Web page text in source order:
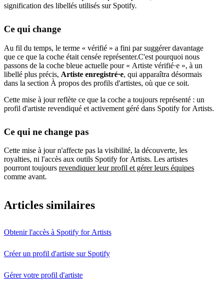
signification des libellés utilisés sur Spotify.
Ce qui change
Au fil du temps, le terme « vérifié » a fini par suggérer davantage
que ce que la coche était censée représenter.C'est pourquoi nous
passons de la coche bleue actuelle pour « Artiste vérifié·e », à un
libellé plus précis, Artiste enregistré·e, qui apparaîtra désormais
dans la section À propos des profils d'artistes, où que ce soit.
Cette mise à jour reflète ce que la coche a toujours représenté : un
profil d'artiste revendiqué et activement géré dans Spotify for Artists.
Ce qui ne change pas
Cette mise à jour n'affecte pas la visibilité, la découverte, les
royalties, ni l'accès aux outils Spotify for Artists. Les artistes
pourront toujours revendiquer leur profil et gérer leurs équipes
comme avant.
Articles similaires
Obtenir l'accès à Spotify for Artists
Créer un profil d'artiste sur Spotify
Gérer votre profil d'artiste